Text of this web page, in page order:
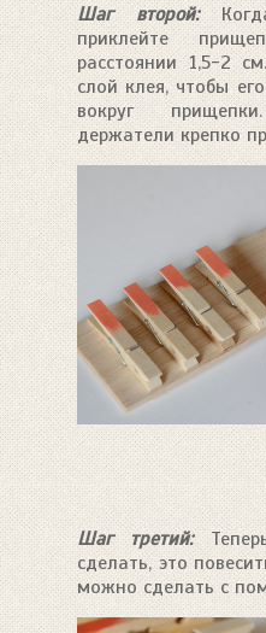
Шаг второй:
приклейте
расстоянии 1,5-2
слой клея, чтобы
вокруг
держатели крепко
Шаг третий:
сделать, это
можно сделать с